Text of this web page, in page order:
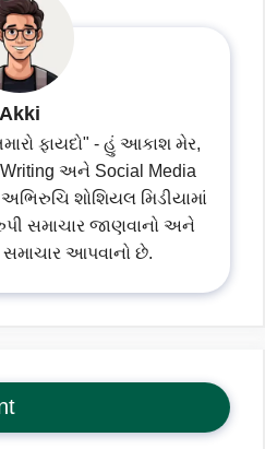
Akki
ફાયદો" - હું આકાશ મેર,
Writing અને Social Media
શોશિયલ મિડીયામાં
સમાચાર જાણવાનો અને
સમાચાર આપવાનો છે.